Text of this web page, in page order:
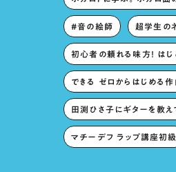
#音の絵師 超学生の
初心者の頼れる味方！ は
できる ゼロからはじめる
田渕ひさ子にギターを教え
マチーデフ ラップ講座初級